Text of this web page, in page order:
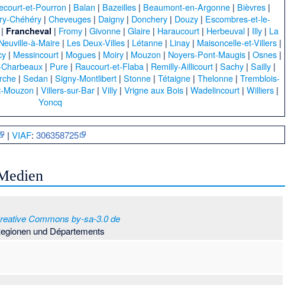
et-Pourron | Balan | Bazeilles | Beaumont-en-Argonne | Bièvres |
Chéhéry| Cheveuges| Daigny| Donchery| Douzy| Escombres-et-le-
| Francheval | Fromy |Givonne |Glaire | Haraucourt | Herbeuval | Illy | La
à-Maire | Les Deux-Villes | Létanne | Linay | Maisoncelle-et-Villers |
| Messincourt | Mogues | Moiry | Mouzon | Noyers-Pont-Maugis |Osnes |
| Pure | Raucourt-et-Flaba | Remilly-Aillicourt |Sachy |Sailly |
|Sedan |Signy-Montlibert |Stonne |Tétaigne |Thelonne |Tremblois-
Mouzon |Villers-sur-Bar |Villy |Vrigne aux Bois |Wadelincourt |Williers |
Yoncq
|VIAF:306358725
Commons by-sa-3.0 de
und Départements